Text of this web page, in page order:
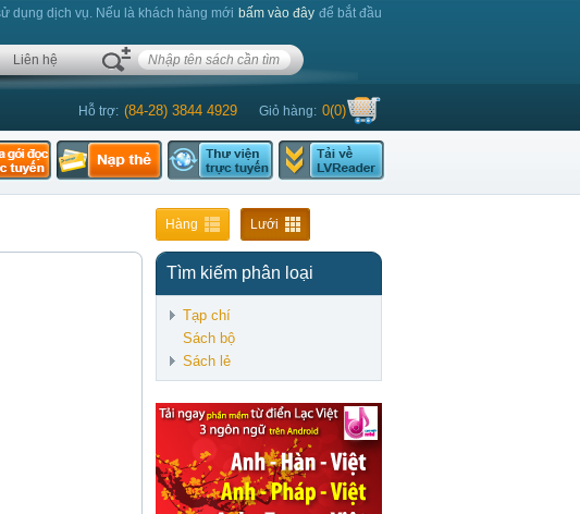
dụng dịch vụ. Nếu là khách hàng mới bấm vào đây để bắt đầu
Liên hệ
Hỗ trợ: (84-28) 3844 4929 Giỏ hàng: 0(0)
Phan Thị Thanh Hiền
Hàng Lưới
Tìm kiếm phân loại
Tạp chí
Sách bộ
Sách lẻ